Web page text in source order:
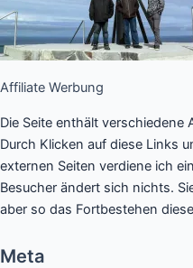
Affiliate Werbung
Die Seite enthält verschiedene
Durch Klicken auf diese Links
externen Seiten verdiene ich
Besucher ändert sich nichts.
aber so das Fortbestehen
Meta